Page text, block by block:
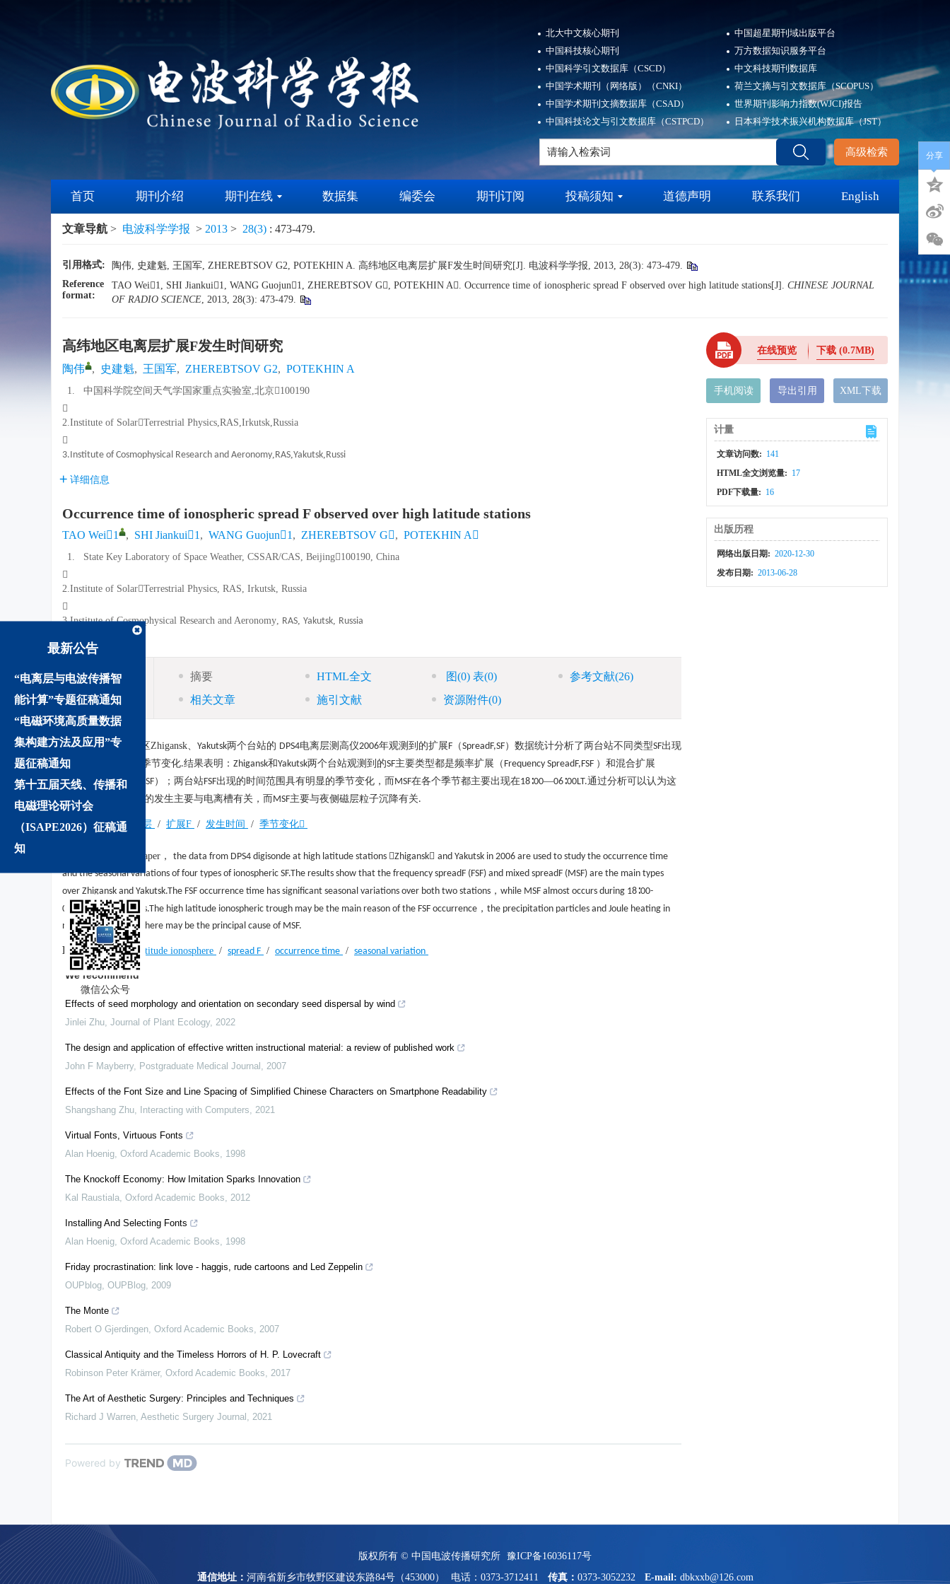
北大中文核心期刊
中国科技核心期刊
中国科学引文数据库（CSCD）
中国学术期刊（网络版）（CNKI）
中国学术期刊文摘数据库（CSAD）
中国科技论文与引文数据库（CSTPCD）
中国超星期刊域出版平台
万方数据知识服务平台
中文科技期刊数据库
荷兰文摘与引文数据库（SCOPUS）
世界期刊影响力指数(WJCI)报告
日本科学技术振兴机构数据库（JST）
高级检索
首页 期刊介绍 期刊在线 数据集 编委会 期刊订阅 投稿须知 道德声明 联系我们 English
最新公告
“电离层与电波传播智
能计算”专题征稿通知
“电磁环境高质量数据
集构建方法及应用”专
题征稿通知
第十五届天线、传播和
电磁理论研讨会
（ISAPE2026）征稿通
知
微信公众号
文章导航 > 电波科学学报 > 2013 > 28(3) : 473-479.
引用格式: 陶伟, 史建魁, 王国军, ZHEREBTSOV G2, POTEKHIN A. 高纬地区电离层扩展F发生时间研究[J]. 电波科学学报, 2013, 28(3): 473-479.
Reference
format:
TAO Wei1, SHI Jiankui1, WANG Guojun1, ZHEREBTSOV G, POTEKHIN A. Occurrence time of ionospheric spread F observed over high latitude stations[J]. CHINESE JOURNAL
OF RADIO SCIENCE, 2013, 28(3): 473-479.
高纬地区电离层扩展F发生时间研究
陶伟 , 史建魁, 王国军, ZHEREBTSOV G2, POTEKHIN A
1.
中国科学院空间天气学国家重点实验室,北京100190

2.Institute of SolarTerrestrial Physics,RAS,Irkutsk,Russia

3.Institute of Cosmophysical Research and Aeronomy,RAS,Yakutsk,Russi
详细信息
Occurrence time of ionospheric spread F observed over high latitude stations
TAO Wei1 , SHI Jiankui1 , WANG Guojun1 , ZHEREBTSOV G, POTEKHIN A
1.
State Key Laboratory of Space Weather, CSSAR/CAS, Beijing100190, China

2.Institute of SolarTerrestrial Physics, RAS, Irkutsk, Russia

3.Institute of Cosmophysical Research and Aeronomy, RAS, Yakutsk, Russia
摘要
摘要 HTML全文 图(0) 表(0) 参考文献(26)
相关文章
施引文献 资源附件(0)
摘要: 利用高纬地区Zhigansk、 Yakutsk两个台站的 DPS4电离层测高仪2006年观测到的扩展F （SpreadF,SF）数据统计分析了两台站不同类型SF出现
的地方时分布及其季节变化.结果表明： Zhigansk和Yakutsk两个台站观测到的SF主要类型都是频率扩展（ Frequency SpreadF,FSF ）和混合扩展
（Mixed SpreadF, MSF）；两台站FSF出现的时间范围具有明显的季节变化，而 MSF在各个季节都主要出现在18 ∶00—06 ∶00LT.通过分析可以认为这
两个高纬度地区
的发生主要与电离槽有关，而 MSF主要与夜侧磁层粒子沉降有关.
关键词: 高纬电离层 / 扩展F / 发生时间 / 季节变化
In this paper ， the data from DPS4 digisonde at high latitude stations Zhigansk and Yakutsk in 2006 are used to study the occurrence time
and the seasonal variations of four types of ionospheric SF.The results show that the frequency spreadF (FSF) and mixed spreadF (MSF) are the main types
over Zhigansk and Yakutsk.The FSF occurrence time has significant seasonal variations over both two stations ， while MSF almost occurs during 18 ∶00-
06∶00LT in all seasons.The high latitude ionospheric trough may be the main reason of the FSF occurrence ， the precipitation particles and Joule heating in
nightside magnetosphere may be the principal cause of MSF.
Keywords: high latitude ionosphere / spread F / occurrence time / seasonal variation
We recommend
Effects of seed morphology and orientation on secondary seed dispersal by wind
Jinlei Zhu, Journal of Plant Ecology, 2022
The design and application of effective written instructional material: a review of published work
John F Mayberry, Postgraduate Medical Journal , 2007
Effects of the Font Size and Line Spacing of Simplified Chinese Characters on Smartphone Readability
Shangshang Zhu, Interacting with Computers, 2021
Virtual Fonts, Virtuous Fonts
Alan Hoenig, Oxford Academic Books, 1998
The Knockoff Economy: How Imitation Sparks Innovation
Kal Raustiala, Oxford Academic Books, 2012
Installing And Selecting Fonts
Alan Hoenig, Oxford Academic Books, 1998
Friday procrastination: link love - haggis, rude cartoons and Led Zeppelin
OUPblog, OUPBlog, 2009
The Monte
Robert O Gjerdingen, Oxford Academic Books, 2007
Classical Antiquity and the Timeless Horrors of H. P. Lovecraft
Robinson Peter Krämer, Oxford Academic Books, 2017
The Art of Aesthetic Surgery: Principles and Techniques
Richard J Warren, Aesthetic Surgery Journal , 2021
Powered by
在线预览 下载(0.7MB)
手机阅读 导出引用 XML下载
计量
文章访问数: 141
HTML全文浏览量: 17
PDF下载量: 16
出版历程
网络出版日期: 2020-12-30
发布日期: 2013-06-28
分享
版权所有 © 中国电波传播研究所 豫ICP备16036117号
通信地址： 河南省新乡市牧野区建设东路84号（453000） 电话：0373-3712411 传真： 0373-3052232 E-mail: dbkxxb@126.com